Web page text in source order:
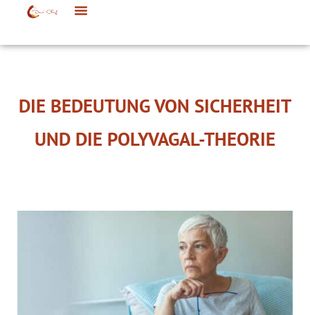
DIE BEDEUTUNG VON SICHERHEIT
UND DIE POLYVAGAL-THEORIE